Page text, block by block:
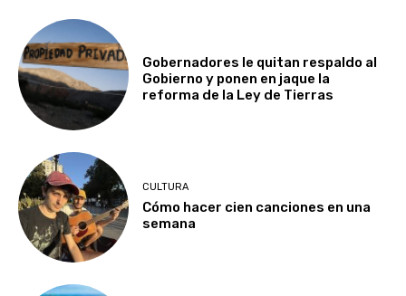
Gobernadores le quitan respaldo al
Gobierno y ponen en jaque la
reforma de la Ley de Tierras
CULTURA
Cómo hacer cien canciones en una
semana